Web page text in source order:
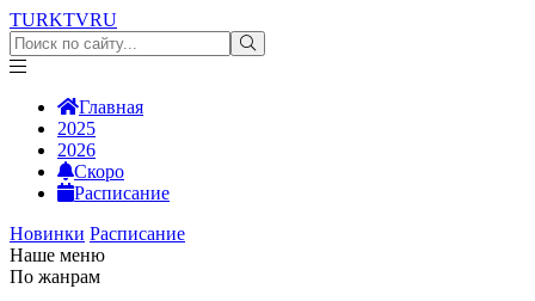
TURKTVRU
Главная
2025
2026
Скоро
Расписание
Новинки Расписание
Наше меню
По жанрам